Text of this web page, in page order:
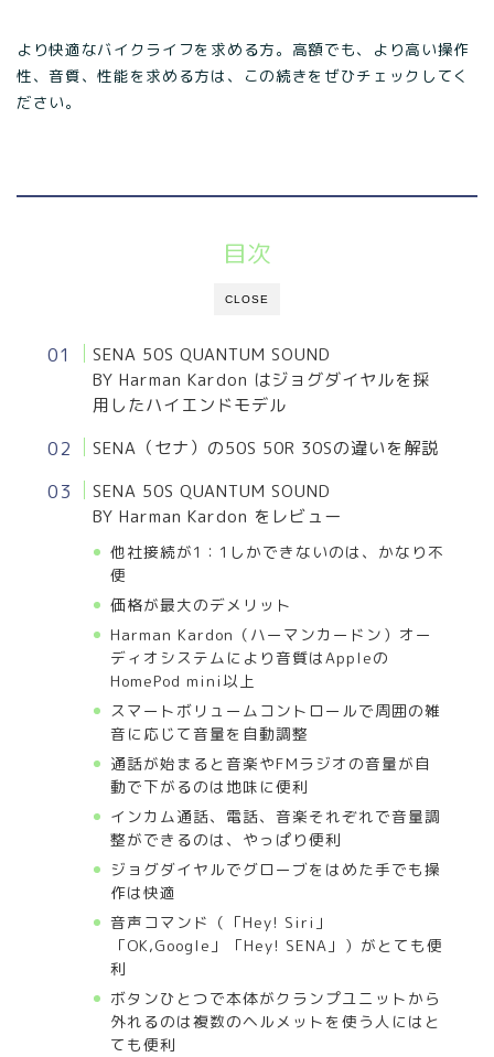
より快適なバイクライフを求める方。高額でも、より高い操作
性、音質、性能を求める方は、この続きをぜひチェックしてく
ださい。
CLOSE
目次
SENA 50S QUANTUM SOUND
BY Harman Kardon はジョグダイヤルを採
用したハイエンドモデル
SENA（セナ）の50S 50R 30Sの違いを解説
SENA 50S QUANTUM SOUND
BY Harman Kardon をレビュー
他社接続が1：1しかできないのは、かなり不
便
価格が最大のデメリット
Harman Kardon（ハーマンカードン）オー
ディオシステムにより音質はAppleの
HomePod mini以上
スマートボリュームコントロールで周囲の雑
音に応じて音量を自動調整
通話が始まると音楽やFMラジオの音量が自
動で下がるのは地味に便利
インカム通話、電話、音楽それぞれで音量調
整ができるのは、やっぱり便利
ジョグダイヤルでグローブをはめた手でも操
作は快適
音声コマンド（「Hey! Siri」
「OK,Google」「Hey! SENA」）がとても便
利
ボタンひとつで本体がクランプユニットから
外れるのは複数のヘルメットを使う人にはと
ても便利